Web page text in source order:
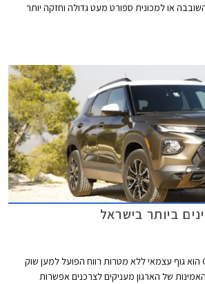
או למכונית ספורט מעט גדולה וחזקה יותר
ארגון Consumer Reports הוא גוף עצמאי ללא מטרות רווח הפועל למען שוק
של הארגון מעניקים לצרכנים אפשרות